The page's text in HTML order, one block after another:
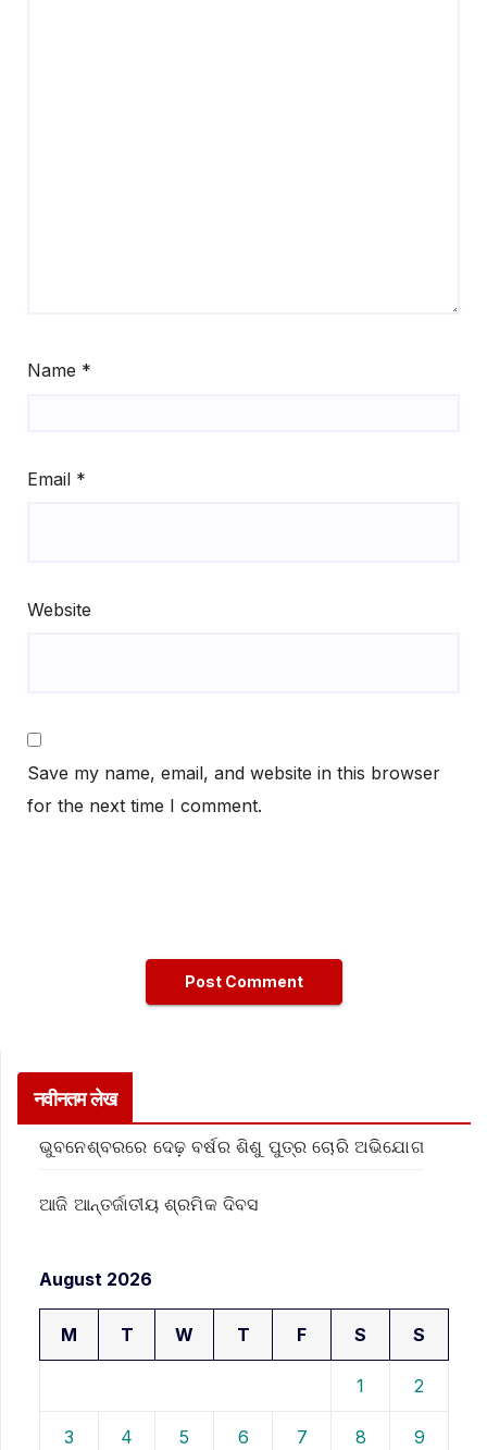
Name *
Email *
Website
Save my name, email, and website in this browser
for the next time I comment.
नवीनतम लेख
ଭୁବନେଶ୍ବରରେ ଦେଢ଼ ବର୍ଷର ଶିଶୁ ପୁତ୍ର ଚୋରି ଅଭିଯୋଗ
ଆଜି ଆନ୍ତର୍ଜାତୀୟ ଶ୍ରମିକ ଦିବସ
August 2026
M T W T F S S
1 2
3 4 5 6 7 8 9